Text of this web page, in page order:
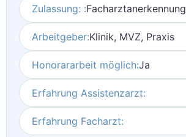
Zulassung: :Facharztanerkennung
Arbeitgeber:Klinik, MVZ, Praxis
Honorararbeit möglich:Ja
Erfahrung Assistenzarzt:
Erfahrung Facharzt: